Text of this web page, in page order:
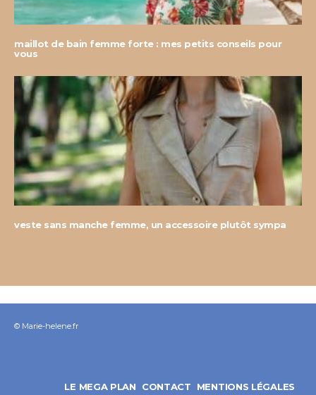
maillot de bain femme forte : mes petits conseils pour
vous
veste sans manche femme, un accessoire plutôt sympa
© Marie-helene.fr
LE MEGA PLAN CONTACT MENTIONS LÉGALES